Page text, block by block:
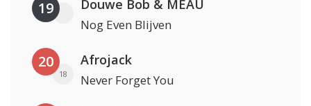
19 Douwe Bob & MEAU
Nog Even Blijven
20
18
Afrojack
Never Forget You